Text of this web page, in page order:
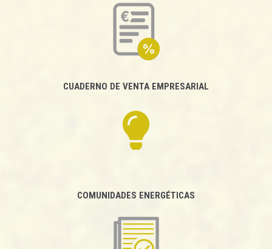
CUADERNO DE VENTA EMPRESARIAL
COMUNIDADES ENERGÉTICAS